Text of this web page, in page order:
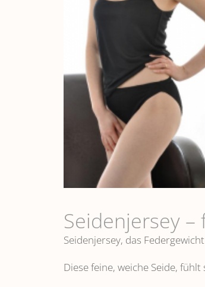
Seidenjersey
Seidenjersey, das
Diese feine, weiche Seide,